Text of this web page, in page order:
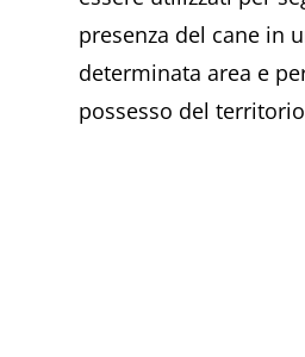
presenza del cane in
determinata area e
possesso del